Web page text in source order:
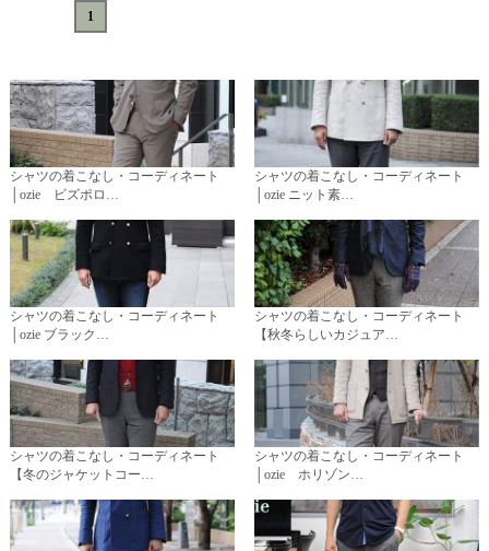
1
シャツの着こなし・コーディネート
│ozie ビズポロ…
シャツの着こなし・コーディネート
│ozie ニット素…
シャツの着こなし・コーディネート
│ozie ブラック…
シャツの着こなし・コーディネート
【秋冬らしいカジュア…
シャツの着こなし・コーディネート
【冬のジャケットコー…
シャツの着こなし・コーディネート
│ozie ホリゾン…